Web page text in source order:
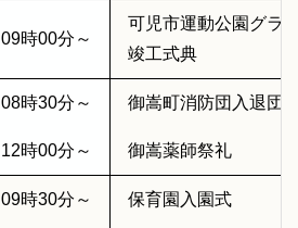
09時00分～
可児市運動公園グラ
竣工式典
08時30分～ 御嵩町消防団入退団
12時00分～ 御嵩薬師祭礼
09時30分～ 保育園入園式